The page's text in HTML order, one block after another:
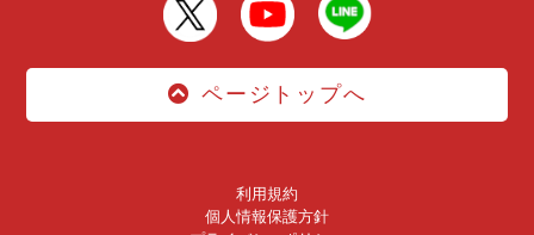
ページトップへ
利用規約
個人情報保護方針